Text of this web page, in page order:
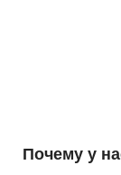
Почему у